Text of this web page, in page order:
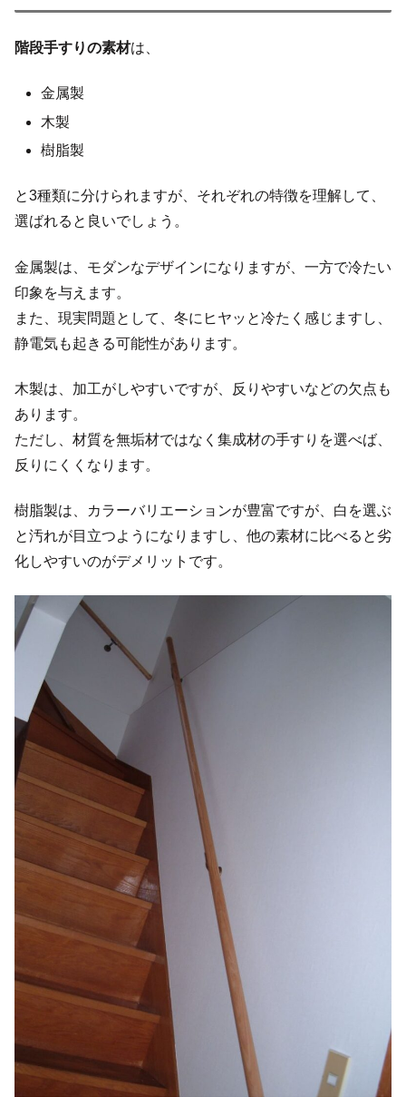
階段手すりの素材は、
金属製
木製
樹脂製
と3種類に分けられますが、それぞれの特徴を理解して、
選ばれると良いでしょう。
金属製は、モダンなデザインになりますが、一方で冷たい
印象を与えます。
また、現実問題として、冬にヒヤッと冷たく感じますし、
静電気も起きる可能性があります。
木製は、加工がしやすいですが、反りやすいなどの欠点も
あります。
ただし、材質を無垢材ではなく集成材の手すりを選べば、
反りにくくなります。
樹脂製は、カラーバリエーションが豊富ですが、白を選ぶ
と汚れが目立つようになりますし、他の素材に比べると劣
化しやすいのがデメリットです。